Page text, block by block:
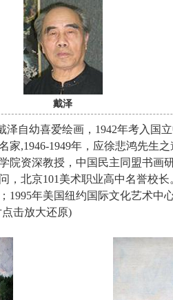
戴泽
泽自幼喜爱绘画，1942年考入国
,1946-1949年，应徐悲鸿先生
院资深教授，中国民主同盟书画
，北京101美术职业高中名誉校
1995年美国纽约国际文化艺术中
击放大还原)